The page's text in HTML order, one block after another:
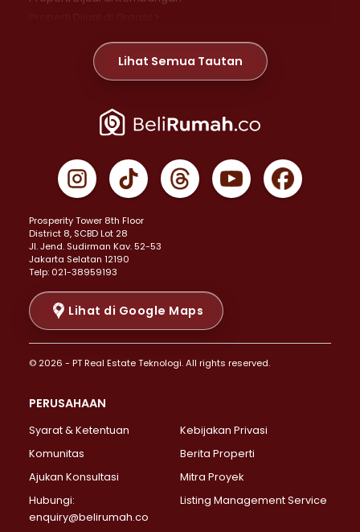
Properti Dijual di Meruya >
Properti Dijual di Jelambar >
Properti Dijual di Jakarta Pusat >
Properti Dijual di Gambir >
Properti Dijual di Johar Baru >
Properti Dijual di Menteng >
Properti Dijual di Senen >
Properti Dijual di Tanah Abang >
Properti Dijual di Cikini >
Properti Dijual di Kramat >
Properti Dijual di Pasar Baru >
Properti Dijual di Bendungan Hilir >
Properti Dijual di Jakarta Selatan >
Properti Dijual di Lebak Bulus >
Properti Dijual di Gandaria Selatan >
Properti Dijual di Pondok Labu >
Properti Dijual di Lenteng Agung >
Properti Dijual di Senayan >
Lihat Semua Tautan
Prosperity Tower 8th Floor
District 8, SCBD Lot 28
JI. Jend. Sudirman Kav. 52-53
Jakarta Selatan 12190
Telp: 021-38959193
Lihat di Google Maps
© 2026 - PT Real Estate Teknologi. All rights reserved.
PERUSAHAAN
Syarat & Ketentuan
Kebijakan Privasi
Komunitas
Berita Properti
Ajukan Konsultasi
Mitra Proyek
Hubungi:
enquiry@belirumah.co
Listing Management Service